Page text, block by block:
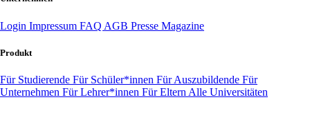
Login Impressum FAQ AGB Presse Magazine
Produkt
Für Studierende Für Schüler*innen Für Auszubildende Für
Unternehmen Für Lehrer*innen Für Eltern Alle Universitäten